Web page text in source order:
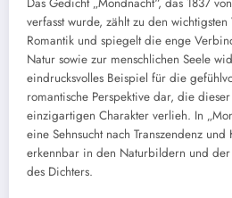
verfasst wurde, zählt zu den
Romantik und spiegelt die enge
Natur sowie zur menschlichen Seele
eindrucksvolles Beispiel für die
romantische Perspektive dar, die
einzigartigen Charakter verlieh. In
eine Sehnsucht nach Transzendenz
erkennbar in den Naturbildern und der
des Dichters.